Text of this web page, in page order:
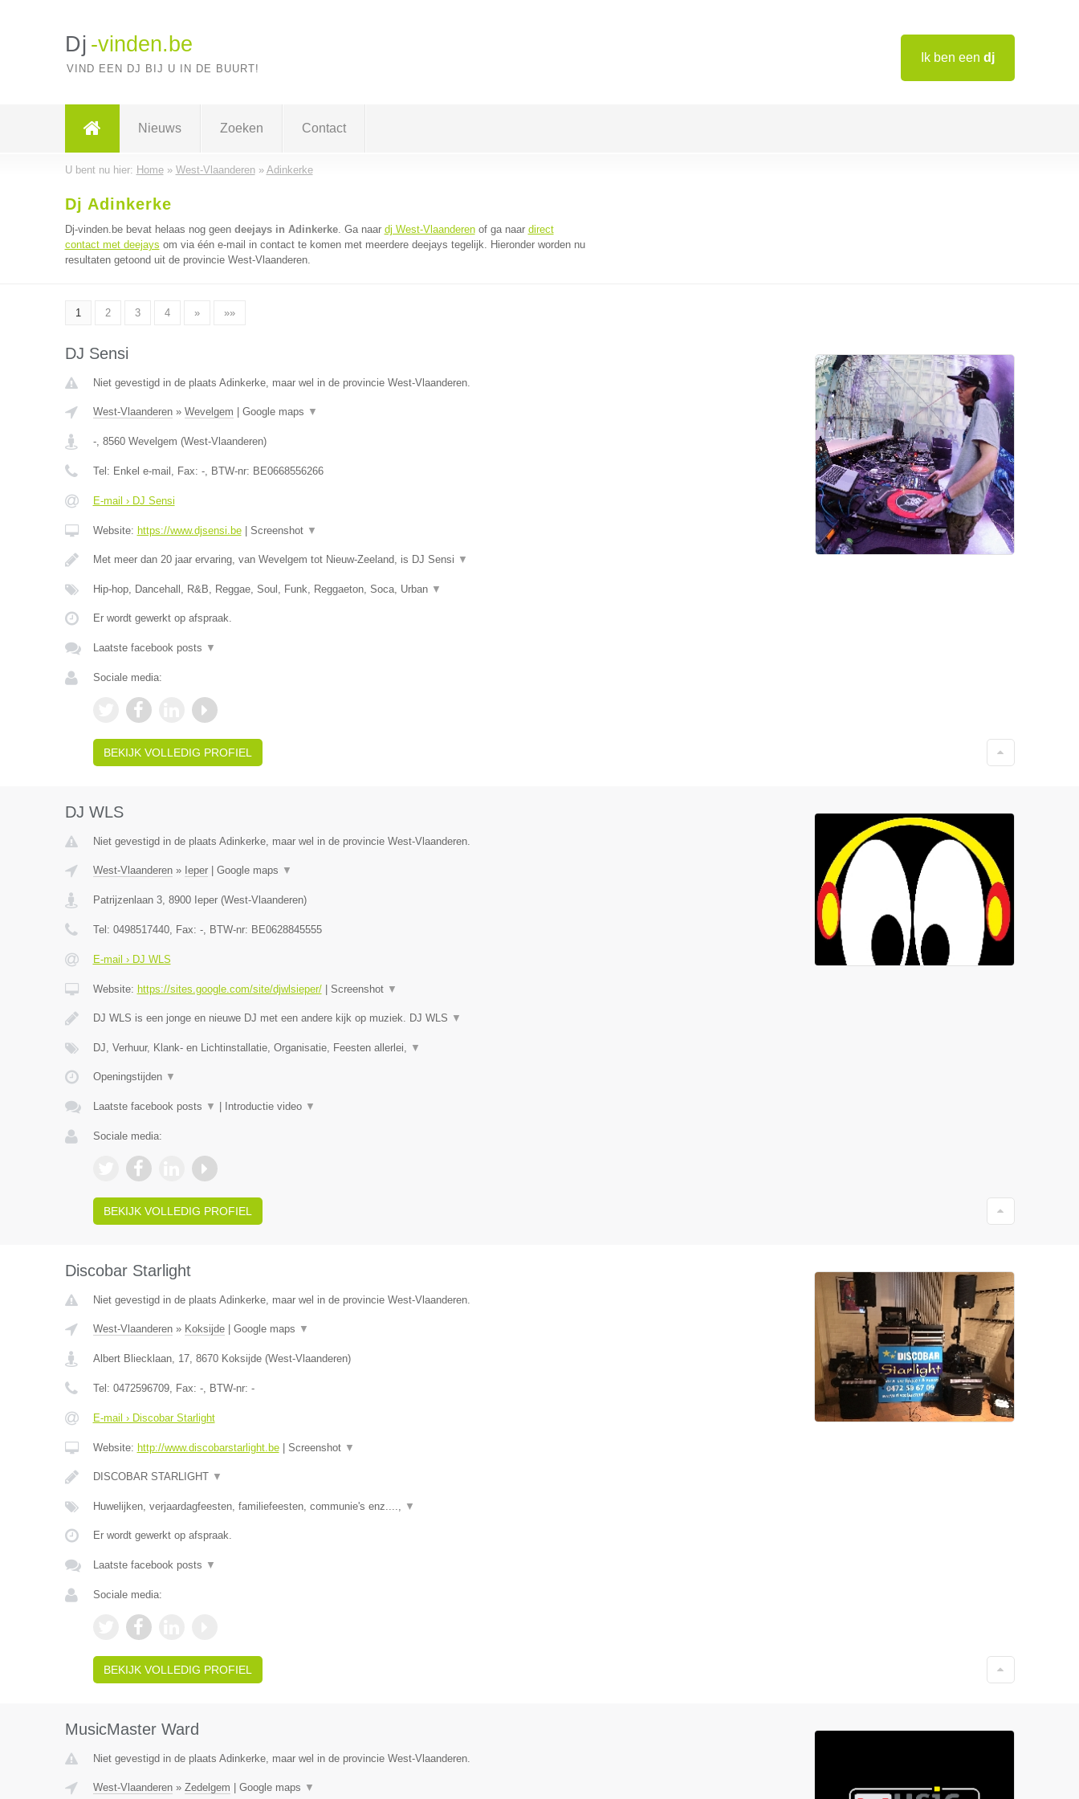
Ik ben een dj
Dj -vinden.be
VIND EEN DJ BIJ U IN DE BUURT!
Nieuws Zoeken Contact
U bent nu hier: Home» West-Vlaanderen» Adinkerke
Dj Adinkerke
Dj-vinden.be bevat helaas nog geen deejays in Adinkerke. Ga naar dj West-Vlaanderenof ga naar direct
contact met deejays om via één e-mail in contact te komen met meerdere deejays tegelijk. Hieronder worden nu
resultaten getoond uit de provincie West-Vlaanderen.
1 2 3 4 » »»
DJ Sensi
Niet gevestigd in de plaats Adinkerke, maar wel in de provincie West-Vlaanderen.
West-Vlaanderen» Wevelgem Google maps ▼
-, 8560 Wevelgem (West-Vlaanderen)
Tel: Enkel e-mail , Fax: -, BTW-nr: BE0668556266
E-mail › DJ Sensi
Website: https://www.djsensi.be| Screenshot ▼
Met meer dan 20 jaar ervaring, van Wevelgem tot Nieuw-Zeeland, is DJ Sensi ▼
Hip-hop, Dancehall, R&B, Reggae, Soul, Funk, Reggaeton, Soca, Urban ▼
Er wordt gewerkt op afspraak.
Laatste facebook posts ▼
Sociale media:
BEKIJK VOLLEDIG PROFIEL
DJ WLS
Niet gevestigd in de plaats Adinkerke, maar wel in de provincie West-Vlaanderen.
West-Vlaanderen» Ieper| Google maps ▼
Patrijzenlaan 3, 8900 Ieper(West-Vlaanderen)
Tel: 0498517440, Fax: -, BTW-nr: BE0628845555
E-mail › DJ WLS
Website: https://sites.google.com/site/djwlsieper/| Screenshot ▼
DJ WLS is een jonge en nieuwe DJ met een andere kijk op muziek. DJ WLS ▼
DJ, Verhuur, Klank- en Lichtinstallatie, Organisatie, Feesten allerlei, ▼
Openingstijden ▼
Laatste facebook posts ▼ Introductie video ▼
Sociale media:
BEKIJK VOLLEDIG PROFIEL
Discobar Starlight
Niet gevestigd in de plaats Adinkerke, maar wel in de provincie West-Vlaanderen.
West-Vlaanderen» Koksijde| Google maps ▼
Albert Bliecklaan, 17, 8670 Koksijde(West-Vlaanderen)
Tel: 0472596709, Fax: -, BTW-nr: -
E-mail › Discobar Starlight
Website: http://www.discobarstarlight.be| Screenshot ▼
DISCOBAR STARLIGHT ▼
Huwelijken, verjaardagfeesten, familiefeesten, communie's enz...., ▼
Er wordt gewerkt op afspraak.
Laatste facebook posts ▼
Sociale media:
BEKIJK VOLLEDIG PROFIEL
MusicMaster Ward
Niet gevestigd in de plaats Adinkerke, maar wel in de provincie West-Vlaanderen.
West-Vlaanderen» Zedelgem Google maps ▼